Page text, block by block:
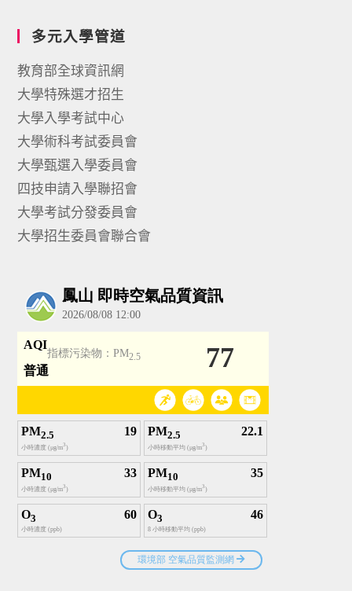
多元入學管道
教育部全球資訊網
大學特殊選才招生
大學入學考試中心
大學術科考試委員會
大學甄選入學委員會
四技申請入學聯招會
大學考試分發委員會
大學招生委員會聯合會